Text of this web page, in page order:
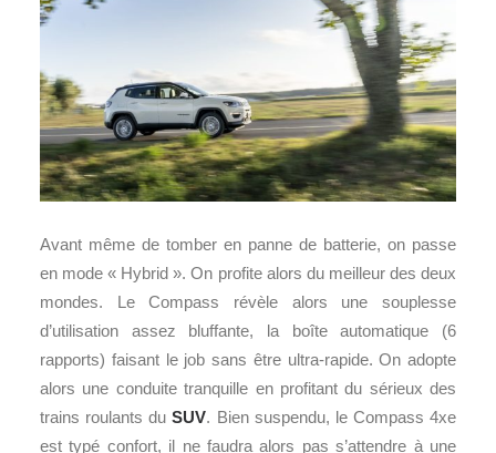
Avant même de tomber en panne de batterie, on passe
en mode « Hybrid ». On profite alors du meilleur des deux
mondes. Le Compass révèle alors une souplesse
d’utilisation assez bluffante, la boîte automatique (6
rapports) faisant le job sans être ultra-rapide. On adopte
alors une conduite tranquille en profitant du sérieux des
trains roulants duSUV. Bien suspendu, le Compass 4xe
est typé confort, il ne faudra alors pas s’attendre à une